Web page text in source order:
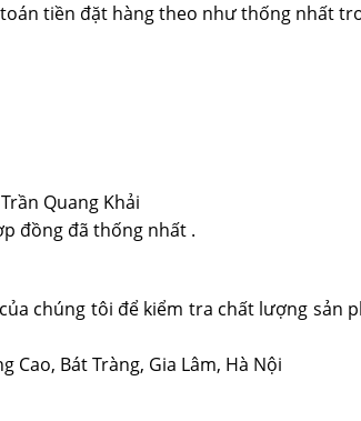
tiền đặt hàng theo như thống nhất
Quang Khải
đồng đã thống nhất .
chúng tôi để kiểm tra chất lượng
Cao, Bát Tràng, Gia Lâm, Hà Nội